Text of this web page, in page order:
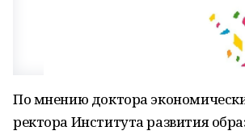
По мнению доктора
ректора Института развития